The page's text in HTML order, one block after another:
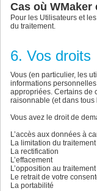
Cas où
Pour les Utilisateurs et
du traitement.
6. Vos droits
Vous (en particulier, les
informations
appropriées. Certains de
raisonnable (et dans
Vous avez le droit de
L’accès aux données à
La limitation du traitement
La rectification
L’effacement
L’opposition au traitement
Le retrait de votre
La portabilité